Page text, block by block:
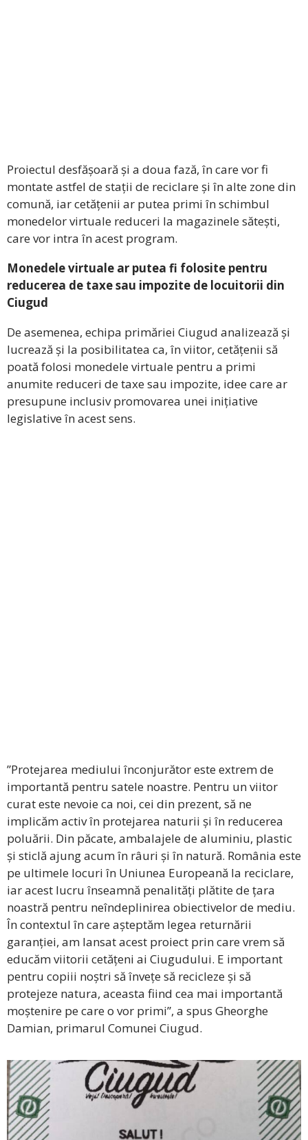
Proiectul desfășoară și a doua fază, în care vor fi
montate astfel de stații de reciclare și în alte zone din
comună, iar cetățenii ar putea primi în schimbul
monedelor virtuale reduceri la magazinele sătești,
care vor intra în acest program.
Monedele virtuale ar putea fi folosite pentru
reducerea de taxe sau impozite de locuitorii din
Ciugud
De asemenea, echipa primăriei Ciugud analizează și
lucrează și la posibilitatea ca, în viitor, cetățenii să
poată folosi monedele virtuale pentru a primi
anumite reduceri de taxe sau impozite, idee care ar
presupune inclusiv promovarea unei inițiative
legislative în acest sens.
”Protejarea mediului înconjurător este extrem de
importantă pentru satele noastre. Pentru un viitor
curat este nevoie ca noi, cei din prezent, să ne
implicăm activ în protejarea naturii și în reducerea
poluării. Din păcate, ambalajele de aluminiu, plastic
și sticlă ajung acum în râuri și în natură. România este
pe ultimele locuri în Uniunea Europeană la reciclare,
iar acest lucru înseamnă penalități plătite de țara
noastră pentru neîndeplinirea obiectivelor de mediu.
În contextul în care așteptăm legea returnării
garanției, am lansat acest proiect prin care vrem să
educăm viitorii cetățeni ai Ciugudului. E important
pentru copiii noștri să învețe să recicleze și să
protejeze natura, aceasta fiind cea mai importantă
moștenire pe care o vor primi”, a spus Gheorghe
Damian, primarul Comunei Ciugud.